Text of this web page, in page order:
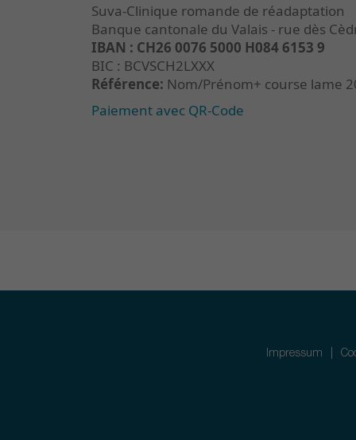
Suva-Clinique romande de réadaptation
Banque cantonale du Valais - rue dès
IBAN : CH26 0076 5000 H084 6153 9
BIC : BCVSCH2LXXX
Référence: Nom/Prénom+ course lame
Paiement avec QR-Code
Impressum